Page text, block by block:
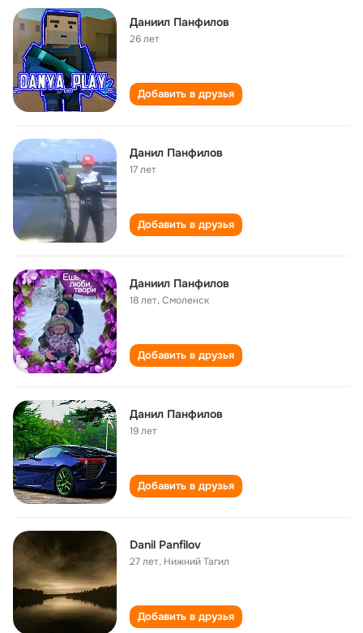
Даниил Панфилов
26 лет
Добавить в друзья
Данил Панфилов
17 лет
Добавить в друзья
Даниил Панфилов
18 лет,Смоленск
Добавить в друзья
Данил Панфилов
19 лет
Добавить в друзья
Danil Panfilov
27 лет, Нижний Тагил
Добавить в друзья